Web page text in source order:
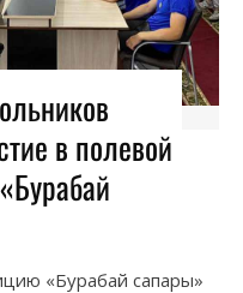
в полевой
«Бурабай сапары»